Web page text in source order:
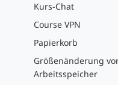
Kurs-Chat
Course VPN
Papierkorb
Größenänderung
Arbeitsspeicher